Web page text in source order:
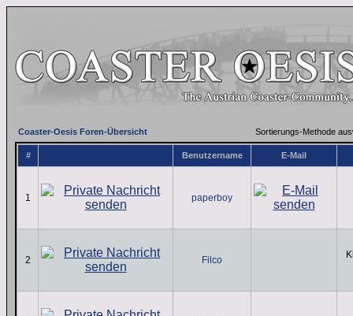
Coaster-Oesis Foren-Übersicht Sortierungs-Methode
# Benutzername E-Mail
1 paperboy
2 Filco